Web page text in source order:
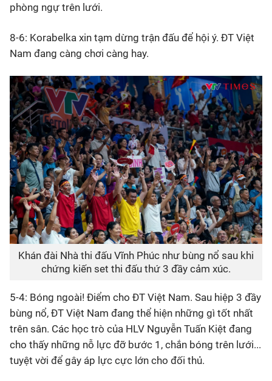
phòng ngự trên lưới.
8-6: Korabelka xin tạm dừng trận đấu để hội ý. ĐT Việt
Nam đang càng chơi càng hay.
Khán đài Nhà thi đấu Vĩnh Phúc như bùng nổ sau khi
chứng kiến set thi đấu thứ 3 đầy cảm xúc.
5-4: Bóng ngoài! Điểm cho ĐT Việt Nam. Sau hiệp 3 đầy
bùng nổ, ĐT Việt Nam đang thể hiện những gì tốt nhất
trên sân. Các học trò của HLV Nguyễn Tuấn Kiệt đang
cho thấy những nỗ lực đỡ bước 1, chắn bóng trên lưới...
tuyệt vời để gây áp lực cực lớn cho đối thủ.